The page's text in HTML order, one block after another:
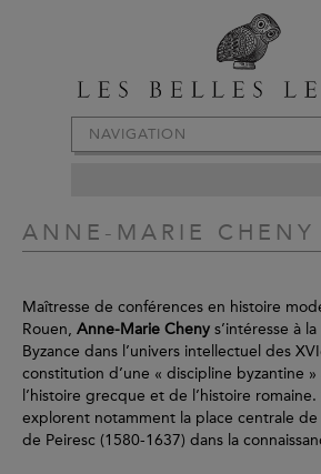
NAVIGATION
ANNE-MARIE CHENY
Maîtresse de conférences en histoire
Rouen, Anne-Marie Cheny s’intéresse à
Byzance dans l’univers intellectuel des
constitution d’une « discipline byzantine
l’histoire grecque et de l’histoire
explorent notamment la place centrale
de Peiresc (1580-1637) dans la